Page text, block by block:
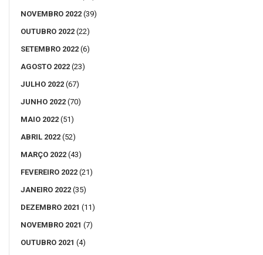
NOVEMBRO 2022 (39)
OUTUBRO 2022 (22)
SETEMBRO 2022 (6)
AGOSTO 2022 (23)
JULHO 2022 (67)
JUNHO 2022 (70)
MAIO 2022 (51)
ABRIL 2022 (52)
MARÇO 2022 (43)
FEVEREIRO 2022 (21)
JANEIRO 2022 (35)
DEZEMBRO 2021 (11)
NOVEMBRO 2021 (7)
OUTUBRO 2021 (4)